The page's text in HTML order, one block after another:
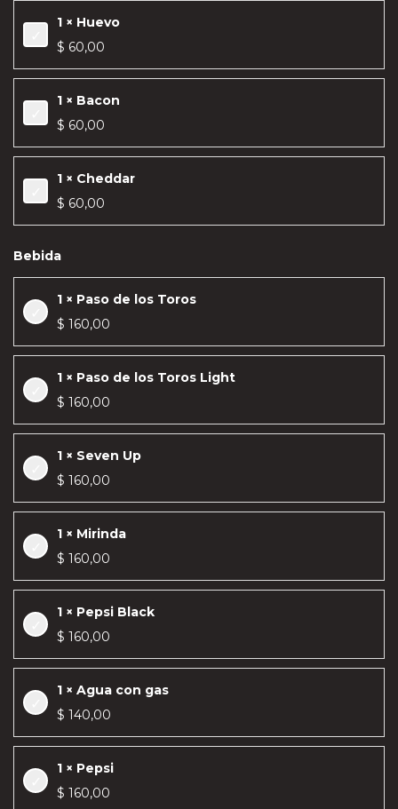
1 × Huevo
$ 60,00
1 × Bacon
$ 60,00
1 × Cheddar
$ 60,00
Bebida
1 × Paso de los Toros
$ 160,00
1 × Paso de los Toros Light
$ 160,00
1 × Seven Up
$ 160,00
1 × Mirinda
$ 160,00
1 × Pepsi Black
$ 160,00
1 × Agua con gas
$ 140,00
1 × Pepsi
$ 160,00